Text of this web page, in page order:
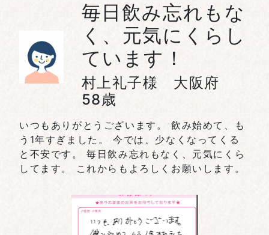
毎日飲み忘れもな
く、元気にくらし
ています！
村上礼子様 大阪府
58歳
いつもありがとうございます。 飲み始めて、も
う1年すぎました。 今では、少なくなってくる
と不安です。 毎日飲み忘れもなく、元気にくら
してます。 これからもよろしくお願いします。